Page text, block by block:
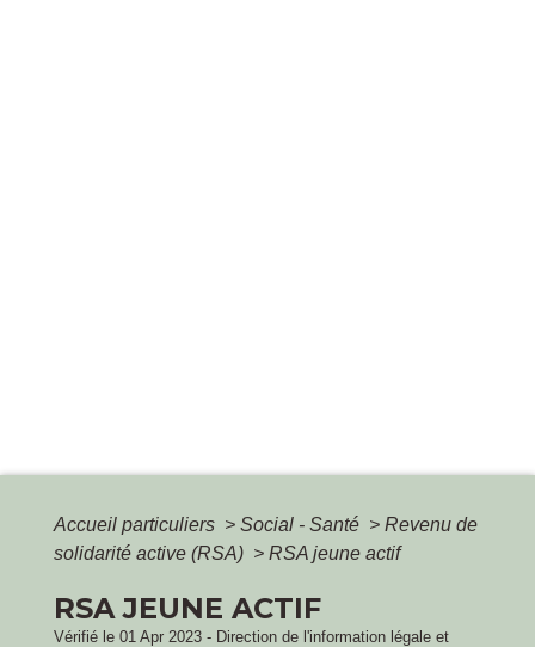
Accueil particuliers > Social - Santé > Revenu de
solidarité active (RSA) > RSA jeune actif
RSA JEUNE ACTIF
Vérifié le 01 Apr 2023 - Direction de l'information légale et